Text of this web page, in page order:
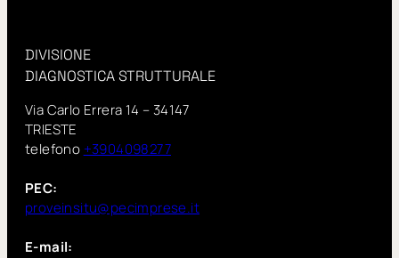
DIVISIONE
DIAGNOSTICA STRUTTURALE
Via Carlo Errera 14 – 34147
TRIESTE
telefono +3904098277
PEC:
proveinsitu@pecimprese.it
E-mail: